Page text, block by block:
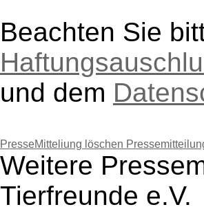
Beachten Sie
und dem
PresseMitteliung löschen
Weitere
Tierfreunde e.V.